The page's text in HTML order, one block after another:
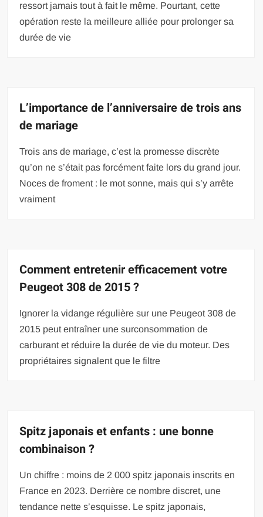
ressort jamais tout à fait le même. Pourtant, cette
opération reste la meilleure alliée pour prolonger sa
durée de vie
L’importance de l’anniversaire de trois ans
de mariage
Trois ans de mariage, c’est la promesse discrète
qu’on ne s’était pas forcément faite lors du grand jour.
Noces de froment : le mot sonne, mais qui s’y arrête
vraiment
Comment entretenir efficacement votre
Peugeot 308 de 2015 ?
Ignorer la vidange régulière sur une Peugeot 308 de
2015 peut entraîner une surconsommation de
carburant et réduire la durée de vie du moteur. Des
propriétaires signalent que le filtre
Spitz japonais et enfants : une bonne
combinaison ?
Un chiffre : moins de 2 000 spitz japonais inscrits en
France en 2023. Derrière ce nombre discret, une
tendance nette s’esquisse. Le spitz japonais,